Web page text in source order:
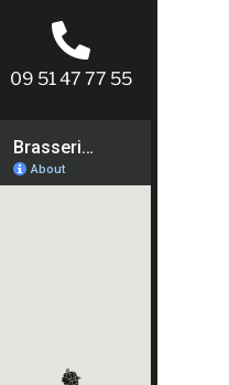
09 51 47 77 55